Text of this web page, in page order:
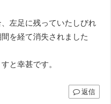
左足に残っていたしびれ
を経て消失されました
と幸甚です。
返信